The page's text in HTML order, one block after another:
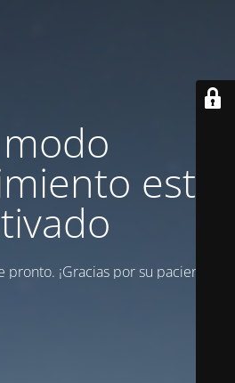
está
¡Gracias por su paciencia!